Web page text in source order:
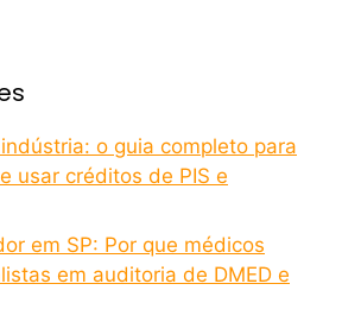
o guia completo para
usar créditos de PIS e
em SP: Por que médicos
em auditoria de DMED e